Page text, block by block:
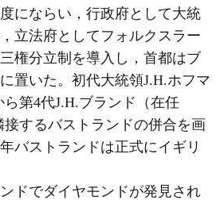
にならい，行政府として大統
立法府としてフォルクスラー
権分立制を導入し，首都はブ
置いた。初代大統領J.H.ホフマ
ら第4代J.H.ブランド（在任
接するバストランドの併合を画
バストランドは正式にイギリ
ドでダイヤモンドが発見され